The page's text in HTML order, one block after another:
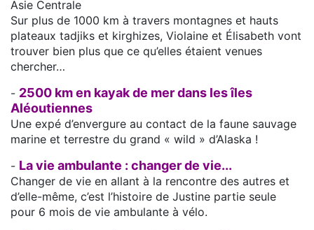
Asie Centrale
Sur plus de 1000 km à travers montagnes et hauts
plateaux tadjiks et kirghizes, Violaine et Élisabeth vont
trouver bien plus que ce qu’elles étaient venues
chercher…
- 2500 km en kayak de mer dans les îles
Aléoutiennes
Une expé d’envergure au contact de la faune sauvage
marine et terrestre du grand « wild » d’Alaska !
- La vie ambulante : changer de vie...
Changer de vie en allant à la rencontre des autres et
d’elle-même, c’est l’histoire de Justine partie seule
pour 6 mois de vie ambulante à vélo.